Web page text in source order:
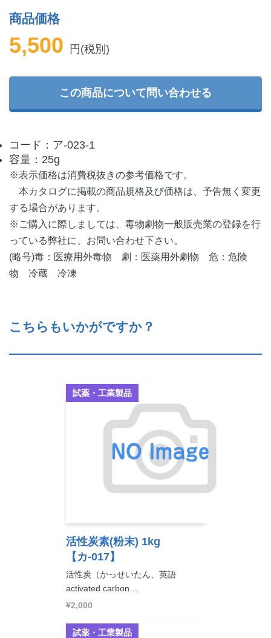
商品価格
5,500 円(税別)
この商品について問い合わせる
コード：ア-023-1
容量：25g
※表示価格は消費税抜きの参考価格です。
本カタログに掲載の商品規格及び価格は、予告無く変更
する場合があります。
※ご購入に際しましては、毒物劇物一般販売業の登録を行
っている弊社に、お問い合わせ下さい。
(略号)毒：医療用外毒物 劇：医薬用外劇物 危：危険
物 冷蔵 冷凍
こちらもいかがですか？
試薬・工業製品
活性炭素(粉末) 1kg
【カ-017】
活性炭（かっせいたん、英語
activated carbon…
¥2,000
試薬・工業製品